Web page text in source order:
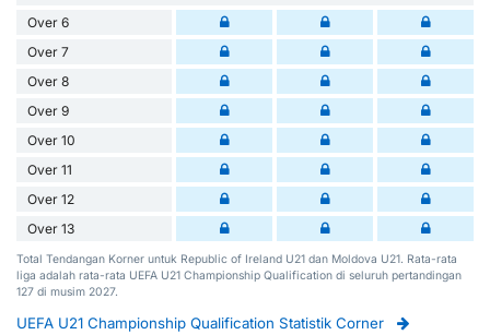
Over 6
Over 7
Over 8
Over 9
Over 10
Over 11
Over 12
Over 13
Total Tendangan Korner untuk Republic of Ireland U21 dan Moldova U21. Rata-rata
liga adalah rata-rata UEFA U21 Championship Qualification di seluruh pertandingan
127 di musim 2027.
UEFA U21 Championship Qualification Statistik Corner